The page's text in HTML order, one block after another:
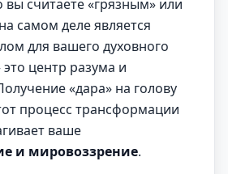
вы считаете «грязным» или
самом деле является
для вашего духовного
центр разума и
«дара» на голову
процесс трансформации
ваше
и мировоззрение.